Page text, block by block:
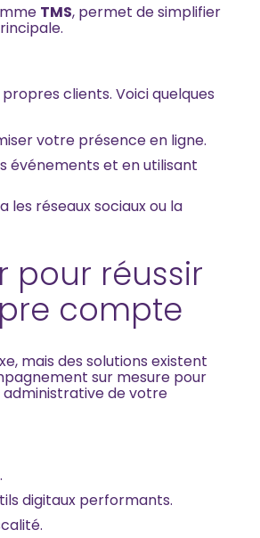
TMS, permet de simplifier
clients. Voici quelques
votre présence en ligne.
événements et en utilisant
les réseaux sociaux ou la
pour réussir
compte
mais des solutions existent
sur mesure pour
administrative de votre
digitaux performants.